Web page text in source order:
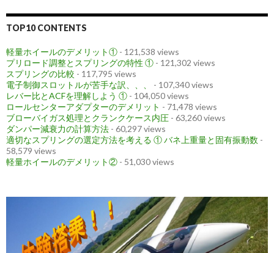
TOP10 CONTENTS
軽量ホイールのデメリット① - 121,538 views
プリロード調整とスプリングの特性 ① - 121,302 views
スプリングの比較 - 117,795 views
電子制御スロットルが苦手な訳、、、
- 107,340 views
レバー比とACFを理解しよう ① - 104,050 views
ロールセンターアダプターのデメリット - 71,478 views
ブローバイガス処理とクランクケース内圧 - 63,260 views
ダンパー減衰力の計算方法 - 60,297 views
適切なスプリングの選定方法を考える ① バネ上重量と固有振動数 -
58,579 views
軽量ホイールのデメリット② - 51,030 views